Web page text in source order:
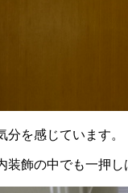
を感じています。
装飾の中でも一押し